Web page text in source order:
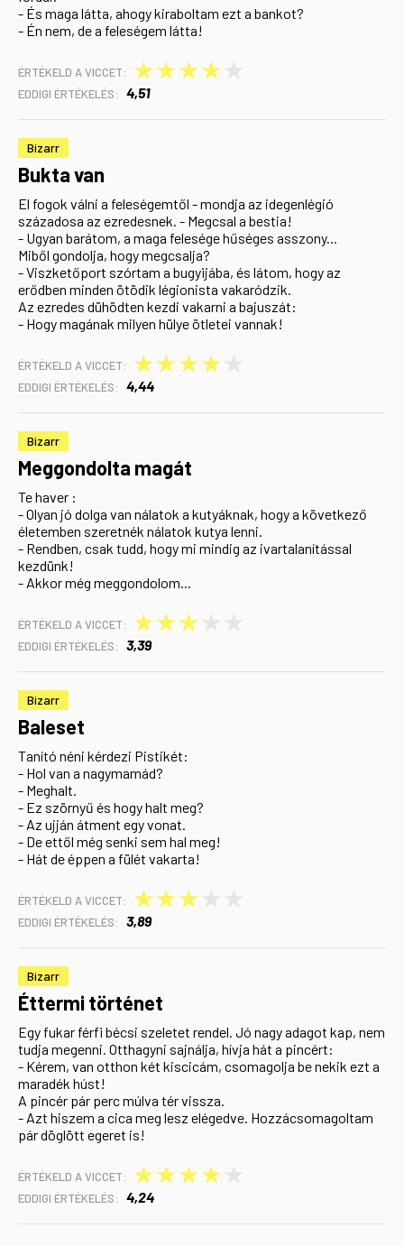
- És maga látta, ahogy kiraboltam ezt a bankot?
- Én nem, de a feleségem látta!
ÉRTÉKELD A VICCET: ★
★
★
★
EDDIGI ÉRTÉKELÉS: 4,51
Bizarr
Bukta van
El fogok válni a feleségemtől - mondja az idegenlégió
századosa az ezredesnek. - Megcsal a bestia!
- Ugyan barátom, a maga felesége hűséges asszony...
Miből gondolja, hogy megcsalja?
- Viszketőport szórtam a bugyijába, és látom, hogy az
erődben minden ötödik légionista vakaródzik.
Az ezredes dühödten kezdi vakarni a bajuszát:
- Hogy magának milyen hülye ötletei vannak!
ÉRTÉKELD A VICCET: ★
★
★
★
EDDIGI ÉRTÉKELÉS: 4,44
Bizarr
Meggondolta magát
Te haver :
- Olyan jó dolga van nálatok a kutyáknak, hogy a következő
életemben szeretnék nálatok kutya lenni.
- Rendben, csak tudd, hogy mi mindig az ivartalanítással
kezdünk!
- Akkor még meggondolom...
ÉRTÉKELD A VICCET: ★
★
★
EDDIGI ÉRTÉKELÉS: 3,39
Bizarr
Baleset
Tanító néni kérdezi Pistikét:
- Hol van a nagymamád?
- Meghalt.
- Ez szörnyű és hogy halt meg?
- Az ujján átment egy vonat.
- De ettől még senki sem hal meg!
- Hát de éppen a fülét vakarta!
ÉRTÉKELD A VICCET: ★
★
★
EDDIGI ÉRTÉKELÉS: 3,89
Bizarr
Éttermi történet
Egy fukar férfi bécsi szeletet rendel. Jó nagy adagot kap, nem
tudja megenni. Otthagyni sajnálja, hívja hát a pincért:
- Kérem, van otthon két kiscicám, csomagolja be nekik ezt a
maradék húst!
A pincér pár perc múlva tér vissza.
- Azt hiszem a cica meg lesz elégedve. Hozzácsomagoltam
pár döglött egeret is!
ÉRTÉKELD A VICCET: ★
★
★
★
EDDIGI ÉRTÉKELÉS: 4,24